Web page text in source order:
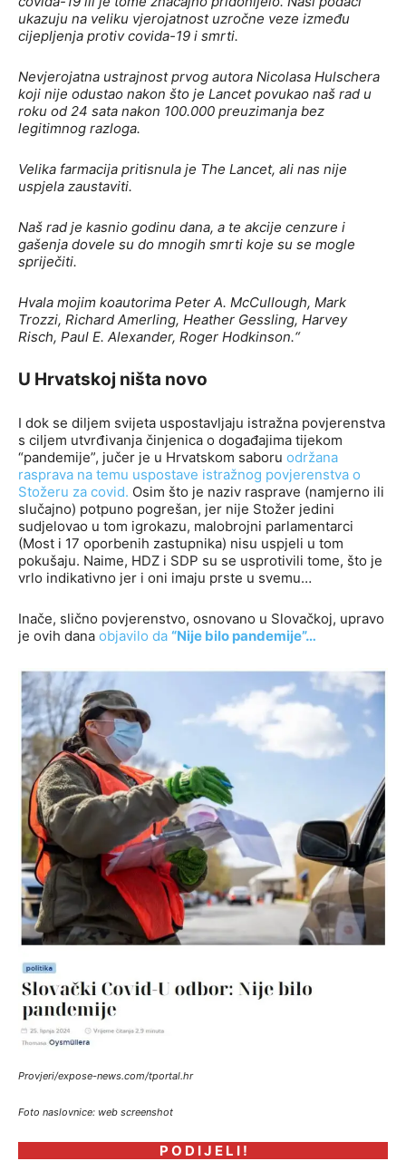
ukazuju na veliku vjerojatnost uzročne veze između
cijepljenja protiv covida-19 i smrti.
Nevjerojatna ustrajnost prvog autora Nicolasa Hulschera
koji nije odustao nakon što je Lancet povukao naš rad u
roku od 24 sata nakon 100.000 preuzimanja bez
legitimnog razloga.
Velika farmacija pritisnula je The Lancet, ali nas nije
uspjela zaustaviti.
Naš rad je kasnio godinu dana, a te akcije cenzure i
gašenja dovele su do mnogih smrti koje su se mogle
spriječiti.
Hvala mojim koautorima Peter A. McCullough, Mark
Trozzi, Richard Amerling, Heather Gessling, Harvey
Risch, Paul E. Alexander, Roger Hodkinson.“
U Hrvatskoj ništa novo
I dok se diljem svijeta uspostavljaju istražna povjerenstva
s ciljem utvrđivanja činjenica o događajima tijekom
“pandemije”, jučer je u Hrvatskom saboru održana
rasprava na temu uspostave istražnog povjerenstva o
Stožeru za covid. Osim što je naziv rasprave (namjerno ili
slučajno) potpuno pogrešan, jer nije Stožer jedini
sudjelovao u tom igrokazu, malobrojni parlamentarci
(Most i 17 oporbenih zastupnika) nisu uspjeli u tom
pokušaju. Naime, HDZ i SDP su se usprotivili tome, što je
vrlo indikativno jer i oni imaju prste u svemu…
Inače, slično povjerenstvo, osnovano u Slovačkoj, upravo
je ovih dana objavilo da “Nije bilo pandemije”…
Provjeri/expose-news.com/tportal.hr
Foto naslovnice: web screenshot
P O D I J E L I !